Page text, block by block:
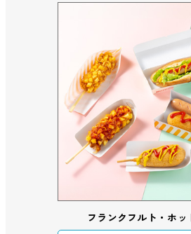
フランクフルト・ホッ